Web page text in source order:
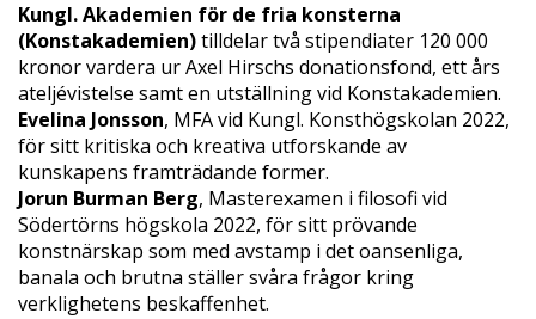
Kungl. Akademien för de fria konsterna
(Konstakademien)tilldelar två stipendiater 120 000
kronor vardera ur Axel Hirschs donationsfond, ett års
ateljévistelse samt en utställning vid Konstakademien.
Evelina Jonsson, MFA vid Kungl. Konsthögskolan 2022,
för sitt kritiska och kreativa utforskande av
kunskapens framträdande former.
Jorun Burman Berg, Masterexamen i filosofi vid
Södertörns högskola 2022, för sitt prövande
konstnärskap som med avstamp i det oansenliga,
banala och brutna ställer svåra frågor kring
verklighetens beskaffenhet.